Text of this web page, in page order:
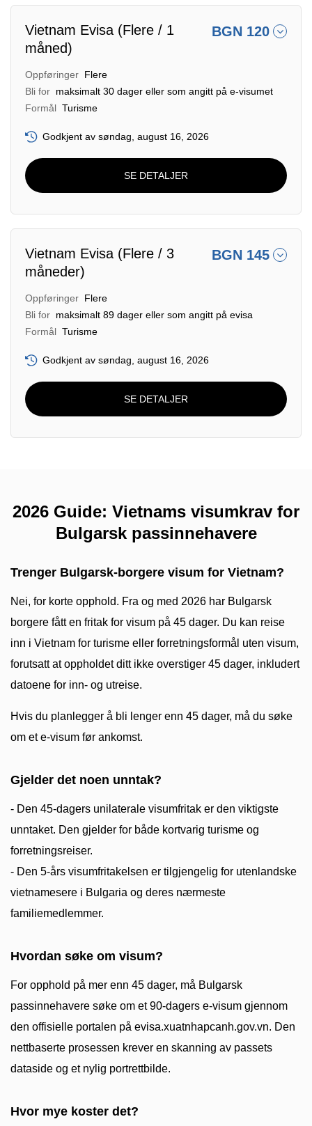
Vietnam Evisa (Flere / 1
måned)
BGN 120
Oppføringer Flere
Bli for maksimalt 30 dager eller som angitt på e-visumet
Formål Turisme
Godkjent av søndag, august 16, 2026
SE DETALJER
Vietnam Evisa (Flere / 3
måneder)
BGN 145
Oppføringer Flere
Bli for maksimalt 89 dager eller som angitt på evisa
Formål Turisme
Godkjent av søndag, august 16, 2026
SE DETALJER
2026 Guide: Vietnams visumkrav for
Bulgarsk passinnehavere
Trenger Bulgarsk-borgere visum for Vietnam?
Nei, for korte opphold. Fra og med 2026 har Bulgarsk
borgere fått en fritak for visum på 45 dager. Du kan reise
inn i Vietnam for turisme eller forretningsformål uten visum,
forutsatt at oppholdet ditt ikke overstiger 45 dager, inkludert
datoene for inn- og utreise.
Hvis du planlegger å bli lenger enn 45 dager, må du søke
om et e-visum før ankomst.
Gjelder det noen unntak?
- Den 45-dagers unilaterale visumfritak er den viktigste
unntaket. Den gjelder for både kortvarig turisme og
forretningsreiser.
- Den 5-års visumfritakelsen er tilgjengelig for utenlandske
vietnamesere i Bulgaria og deres nærmeste
familiemedlemmer.
Hvordan søke om visum?
For opphold på mer enn 45 dager, må Bulgarsk
passinnehavere søke om et 90-dagers e-visum gjennom
den offisielle portalen på evisa.xuatnhapcanh.gov.vn. Den
nettbaserte prosessen krever en skanning av passets
dataside og et nylig portrettbilde.
Hvor mye koster det?